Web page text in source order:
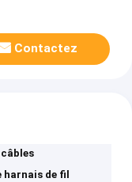
Contactez
harnais de fil